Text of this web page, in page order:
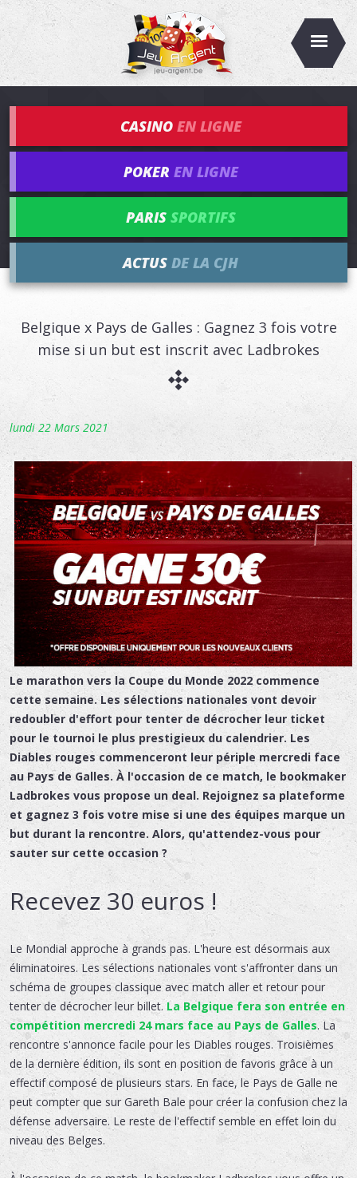
CASINO EN LIGNE
POKER EN LIGNE
PARIS SPORTIFS
ACTUS DE LA CJH
Belgique x Pays de Galles : Gagnez 3 fois votre
mise si un but est inscrit avec Ladbrokes
lundi 22 Mars 2021
Le marathon vers la Coupe du Monde 2022 commence
cette semaine. Les sélections nationales vont devoir
redoubler d'effort pour tenter de décrocher leur ticket
pour le tournoi le plus prestigieux du calendrier. Les
Diables rouges commenceront leur périple mercredi face
au Pays de Galles. À l'occasion de ce match, le bookmaker
Ladbrokes vous propose un deal. Rejoignez sa plateforme
et gagnez 3 fois votre mise si une des équipes marque un
but durant la rencontre. Alors, qu'attendez-vous pour
sauter sur cette occasion ?
Recevez 30 euros !
Le Mondial approche à grands pas. L'heure est désormais aux
éliminatoires. Les sélections nationales vont s'affronter dans un
schéma de groupes classique avec match aller et retour pour
tenter de décrocher leur billet. La Belgique fera son entrée en
compétition mercredi 24 mars face au Pays de Galles. La
rencontre s'annonce facile pour les Diables rouges. Troisièmes
de la dernière édition, ils sont en position de favoris grâce à un
effectif composé de plusieurs stars. En face, le Pays de Galle ne
peut compter que sur Gareth Bale pour créer la confusion chez la
défense adversaire. Le reste de l'effectif semble en effet loin du
niveau des Belges.